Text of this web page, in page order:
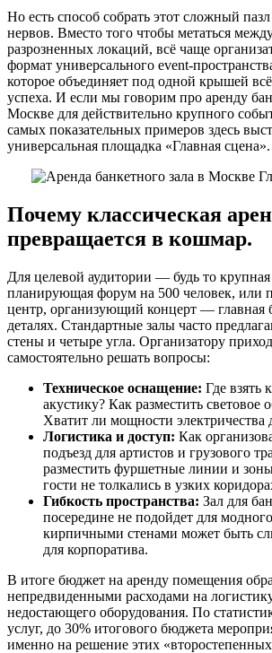
Но есть способ собрать этот сложный
нервов. Вместо того чтобы метаться
разрозненных локаций, всё чаще
формат универсального event-
которое объединяет под одной крышей
успеха. И если мы говорим про аренду
Москве для действительно крупного
самых показательных примеров здесь
универсальная площадка «Главная сцена».
Почему классическая
превращается в кошмар.
Для целевой аудитории — будь то
планирующая форум на 500 человек, или
центр, организующий концерт — главная
деталях. Стандартные залы часто
стены и четыре угла. Организатору
самостоятельно решать вопросы:
Техническое оснащение: Где взять
акустику? Как разместить световое
Хватит ли мощности электричества
Логистика и доступ: Как
подъезд для артистов и грузового
разместить фуршетные линии и
гости не толкались в узких
Гибкость пространства: Зал для
посередине не подойдет для
кирпичными стенами может быть
для корпоратива.
В итоге бюджет на аренду помещения
непредвиденными расходами на
недостающего оборудования. По
услуг, до 30% итогового бюджета
именно на решение этих